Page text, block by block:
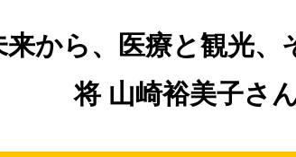
から、医療と観光
将 山崎裕美子さ